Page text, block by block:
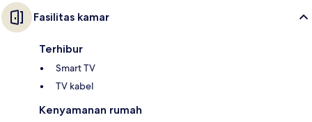
Fasilitas kamar
Terhibur
Smart TV
TV kabel
Kenyamanan rumah